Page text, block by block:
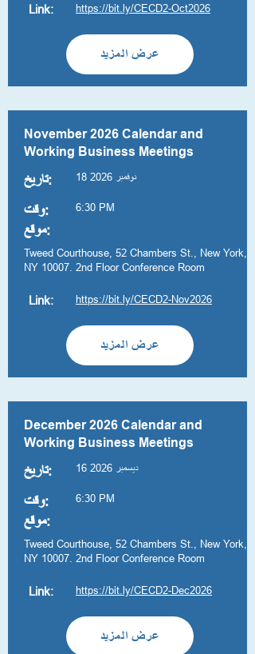
Link: https://bit.ly/CECD2-Oct2026
عرض المزيد
November 2026 Calendar and
Working Business Meetings
تاريخ: 18 نوفمبر 2026
وقت: 6:30 PM
موقع:
Tweed Courthouse, 52 Chambers St., New York,
NY 10007. 2nd Floor Conference Room
Link: https://bit.ly/CECD2-Nov2026
عرض المزيد
December 2026 Calendar and
Working Business Meetings
تاريخ: 16 ديسمبر 2026
وقت: 6:30 PM
موقع:
Tweed Courthouse, 52 Chambers St., New York,
NY 10007. 2nd Floor Conference Room
Link: https://bit.ly/CECD2-Dec2026
عرض المزيد